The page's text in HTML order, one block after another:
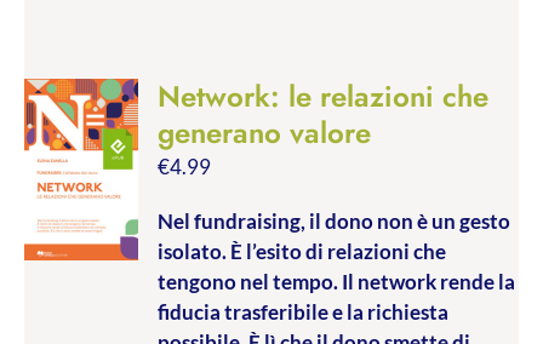
Network: le relazioni che
generano valore
€4.99
Nel fundraising, il dono non è un gesto
isolato. È l’esito di relazioni che
tengono nel tempo. Il network rende la
fiducia trasferibile e la richiesta